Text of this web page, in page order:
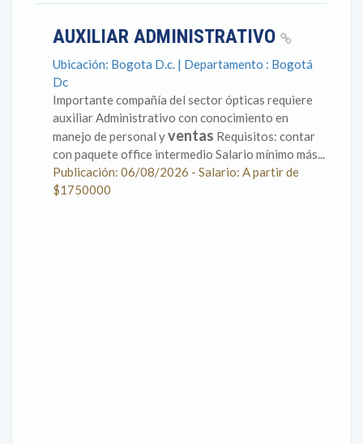
AUXILIAR ADMINISTRATIVO
Ubicación: Bogota D.c. | Departamento : Bogotá
Dc
Importante compañía del sector ópticas requiere
auxiliar Administrativo con conocimiento en
manejo de personal yventas Requisitos: contar
con paquete office intermedio Salario mínimo más...
Publicación: 06/08/2026 - Salario: A partir de
$1750000